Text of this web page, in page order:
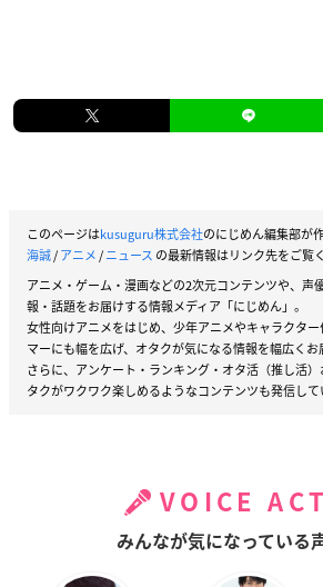
このページはkusuguru株式会社のにじめん編集部が
海誠/アニメ/ニュース の最新情報はリンク先をご覧
アニメ・ゲーム・漫画などの2次元コンテンツや、声
報・話題をお届けする情報メディア「にじめん」。
女性向けアニメをはじめ、少年アニメやキャラクタ
マーにも幅を広げ、オタクが気になる情報を幅広くお
さらに、アンケート・ランキング・オタ活（推し活
タクがワクワク楽しめるようなコンテンツも発信して
VOICE
みんなが気になっている